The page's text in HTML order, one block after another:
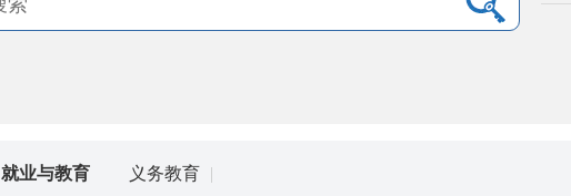
就业与教育 义务教育 |